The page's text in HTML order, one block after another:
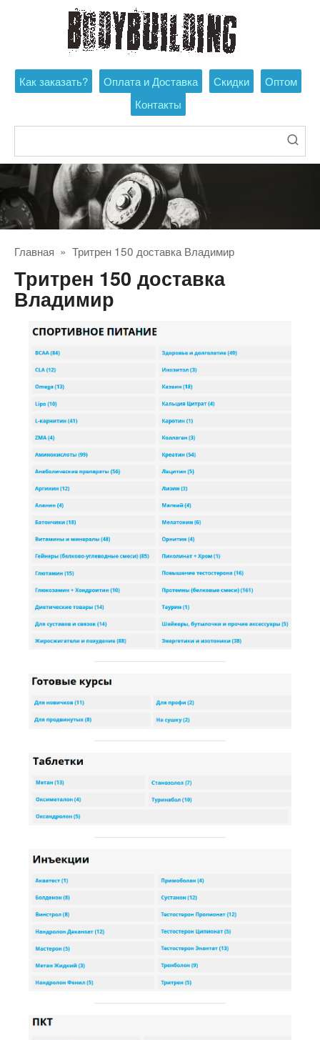
Как заказать? Оплата и Доставка Скидки
Оптом
Контакты
Главная » Тритрен 150 доставка Владимир
Тритрен 150 доставка
Владимир